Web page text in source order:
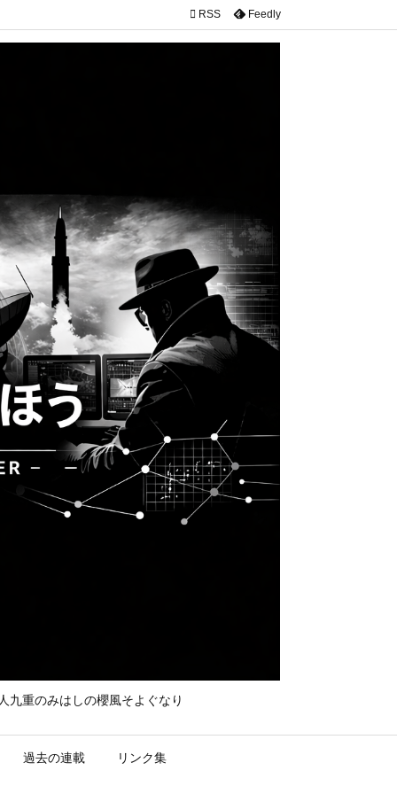
重のみはしの櫻風そよぐなり
過去の連載 リンク集
 RSS Feedly